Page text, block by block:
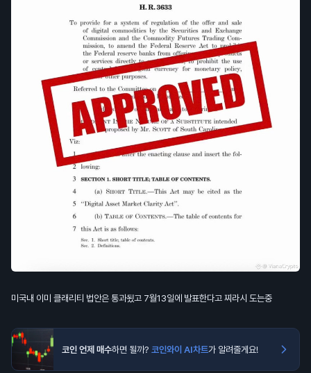
미국내 이미 클래리티 법안은 통과됬고 7월13일에 발표한다고 찌라시 도는중
코인 언제 매수하면 될까? 코인와이 AI차트가 알려줄게요!